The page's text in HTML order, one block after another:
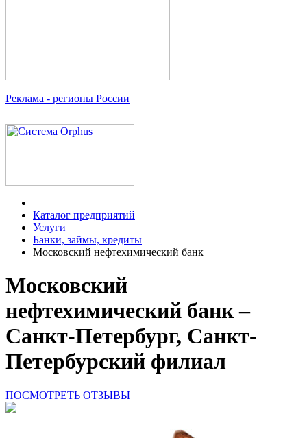
Реклама - регионы России
Каталог предприятий
Услуги
Банки, займы, кредиты
Московский нефтехимический банк
Московский
нефтехимический банк –
Санкт-Петербург, Санкт-
Петербурский филиал
ПОСМОТРЕТЬ ОТЗЫВЫ